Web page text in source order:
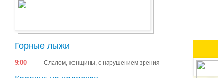
Горные лыжи
9:00 Слалом, женщины, с нарушением зрения